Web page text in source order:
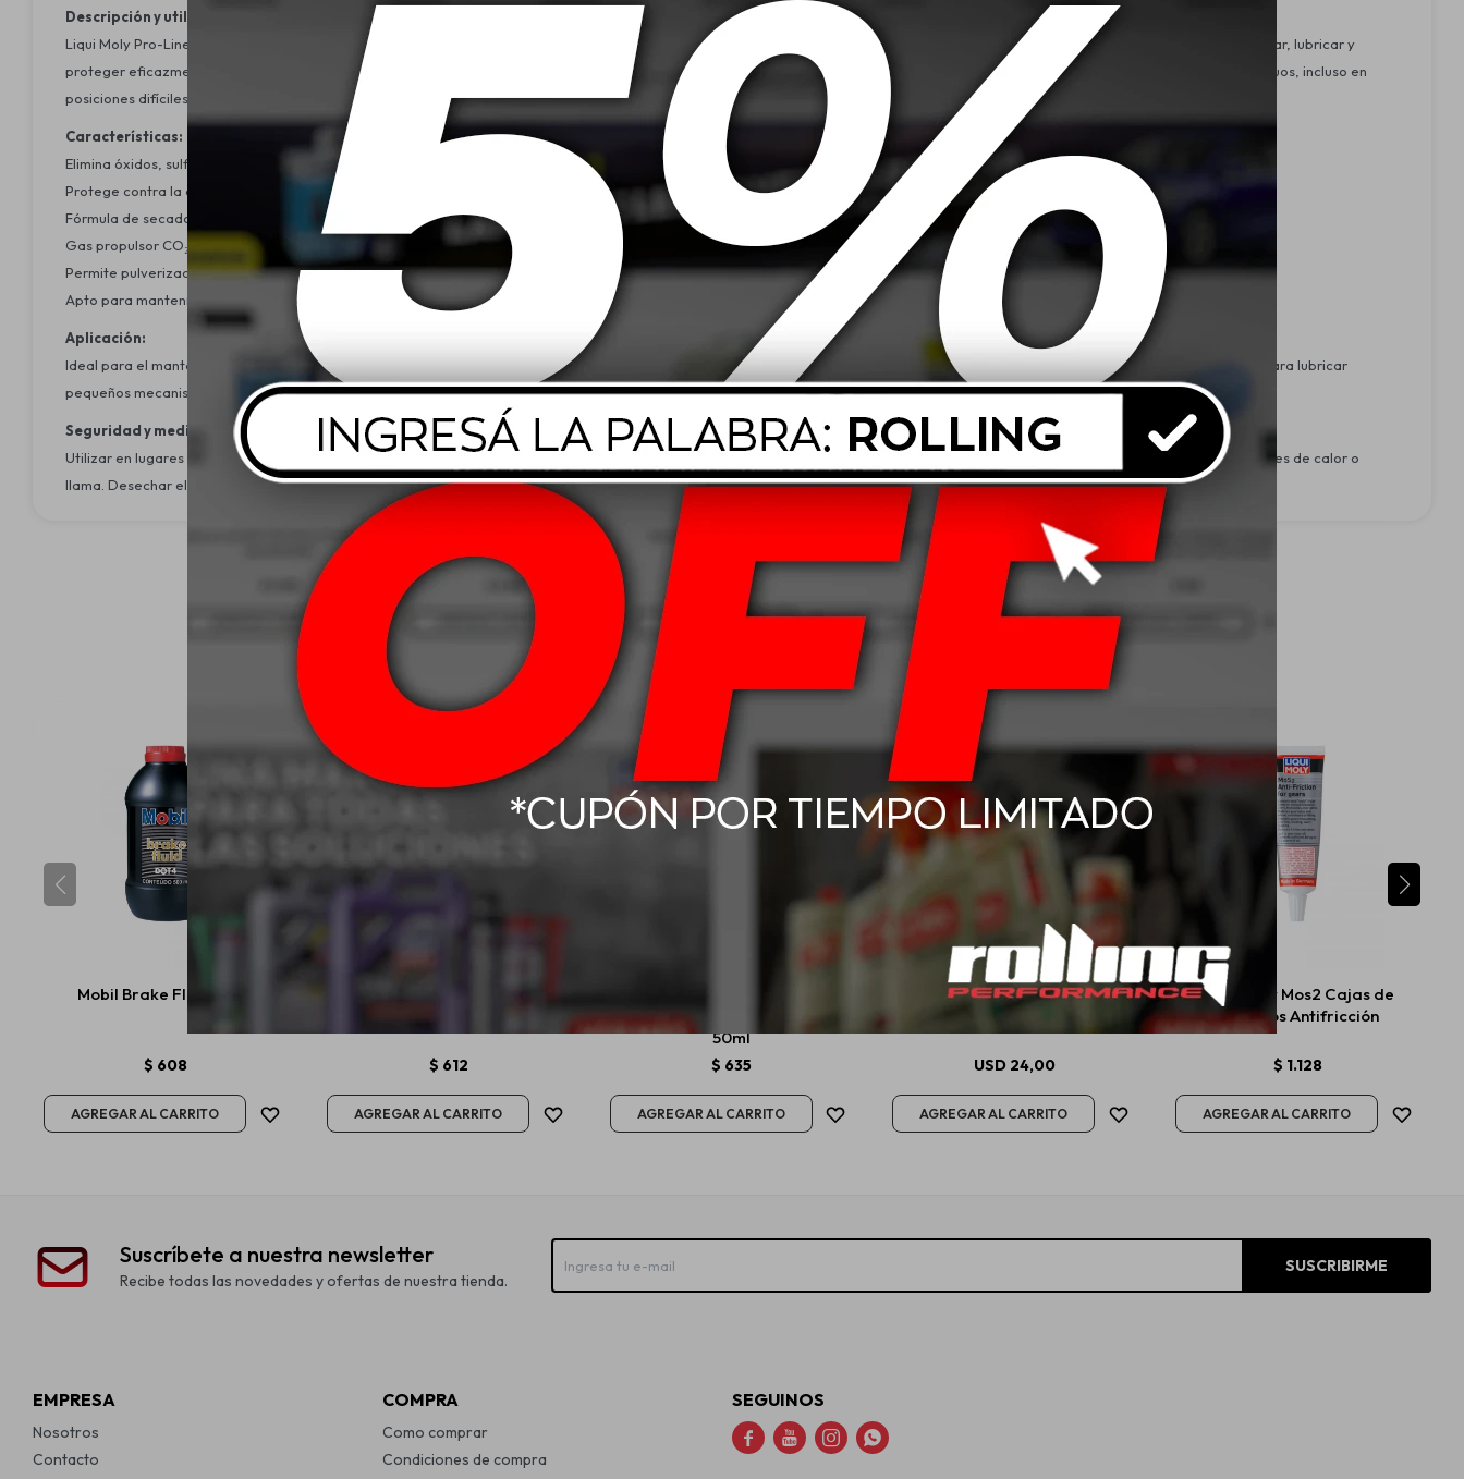
Descripción y utilidad:
Liqui Moly Pro-Line Electronic Spray es un limpiador sintético de contactos eléctricos, formulado a base de aceites sintéticos libres de siliconas y aceites minerales. Diseñado para limpiar, lubricar y
proteger eficazmente todo tipo de contactos eléctricos y electrónicos, evitando fallos, corrosión y sulfatación. Su aplicación en aerosol permite una limpieza rápida, precisa y sin residuos, incluso en
posiciones difíciles gracias a su sistema de pulverización ajustable.
Características:
Elimina óxidos, sulfuros y suciedad de los contactos eléctricos
Protege contra la corrosión y mejora la conductividad
Fórmula de secado rápido, sin residuos ni siliconas
Gas propulsor CO₂: 3% del contenido total, con 97% de producto activo
Permite pulverización con o sin cánula, en cualquier ángulo o posición
Apto para mantenimiento y protección de componentes eléctricos y electrónicos
Aplicación:
Ideal para el mantenimiento de enchufes, fusibles, terminales, conectores, interruptores, distribuidores, platinos, motores de arranque, alternadores y más. También puede utilizarse para lubricar
pequeños mecanismos eléctricos como interruptores de panel o volante.
Seguridad y medio ambiente:
Utilizar en lugares bien ventilados y con el equipo desconectado de la corriente. Evitar el contacto con plásticos o materiales sensibles. Producto inflamable: mantener alejado de fuentes de calor o
llama. Desechar el envase vacío de acuerdo con las normativas locales para residuos peligrosos.
Productos que te pueden interesar
Mobil Brake Fluid Dot 4
$ 608
Liqui Moly Turschlob Pflege
$ 612
Stop Tapa Fugas Caja Cambios
50ml
$ 635
M-Grease Mobil MP 1Kg
USD 24,00
Liqui Moly Mos2 Cajas de
Cambios Antifricción
$ 1.128
Suscríbete a nuestra newsletter
Recibe todas las novedades y ofertas de nuestra tienda.
SUSCRIBIRME
EMPRESA
Nosotros
Contacto
COMPRA
Como comprar
Condiciones de compra
SEGUINOS
   